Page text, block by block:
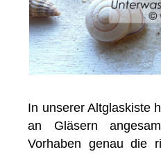
In unserer Altglaskiste
an Gläsern
Vorhaben genau die